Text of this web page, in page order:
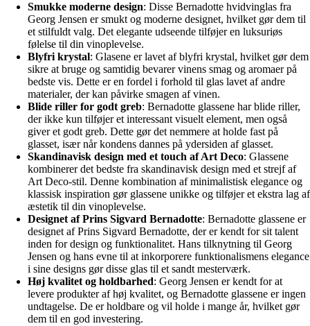
Smukke moderne design: Disse Bernadotte hvidvinglas fra
Georg Jensen er smukt og moderne designet, hvilket gør dem til
et stilfuldt valg. Det elegante udseende tilføjer en luksuriøs
følelse til din vinoplevelse.
Blyfri krystal: Glasene er lavet af blyfri krystal, hvilket gør dem
sikre at bruge og samtidig bevarer vinens smag og aromaer på
bedste vis. Dette er en fordel i forhold til glas lavet af andre
materialer, der kan påvirke smagen af ​​vinen.
Blide riller for godt greb: Bernadotte glassene har blide riller,
der ikke kun tilføjer et interessant visuelt element, men også
giver et godt greb. Dette gør det nemmere at holde fast på
glasset, især når kondens dannes på ydersiden af glasset.
Skandinavisk design med et touch af Art Deco: Glassene
kombinerer det bedste fra skandinavisk design med et strejf af
Art Deco-stil. Denne kombination af minimalistisk elegance og
klassisk inspiration gør glassene unikke og tilføjer et ekstra lag af
æstetik til din vinoplevelse.
Designet af Prins Sigvard Bernadotte: Bernadotte glassene er
designet af Prins Sigvard Bernadotte, der er kendt for sit talent
inden for design og funktionalitet. Hans tilknytning til Georg
Jensen og hans evne til at inkorporere funktionalismens elegance
i sine designs gør disse glas til et sandt mesterværk.
Høj kvalitet og holdbarhed: Georg Jensen er kendt for at
levere produkter af høj kvalitet, og Bernadotte glassene er ingen
undtagelse. De er holdbare og vil holde i mange år, hvilket gør
dem til en god investering.